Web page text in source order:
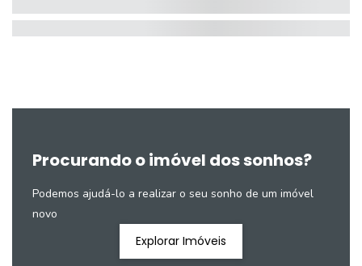
Procurando o imóvel dos sonhos?
Podemos ajudá-lo a realizar o seu sonho de um imóvel
novo
Explorar Imóveis